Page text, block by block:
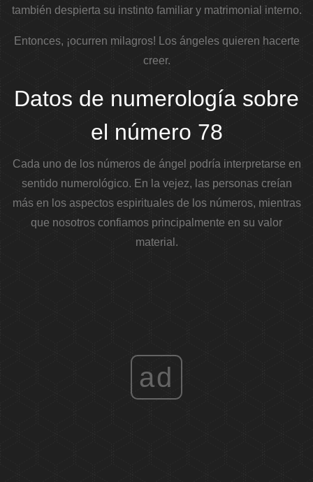
también despierta su instinto familiar y matrimonial interno.
Entonces, ¡ocurren milagros! Los ángeles quieren hacerte
creer.
Datos de numerología sobre
el número 78
Cada uno de los números de ángel podría interpretarse en
sentido numerológico. En la vejez, las personas creían
más en los aspectos espirituales de los números, mientras
que nosotros confiamos principalmente en su valor
material.
ad